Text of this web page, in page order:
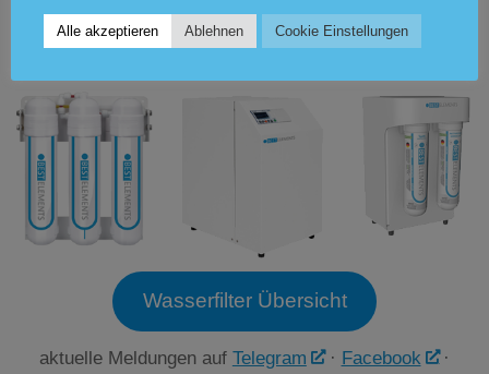
Beeinträchtigungen lassen Rückschlüsse zu auf
Umweltgifte.
Wasserfilter Übersicht
aktuelle Meldungen auf Telegram · Facebook
·
Alle akzeptieren Ablehnen Cookie Einstellungen